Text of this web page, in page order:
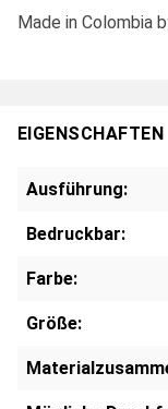
Made in Colombia
EIGENSCHAFTEN
Ausführung:
Bedruckbar:
Farbe:
Größe: